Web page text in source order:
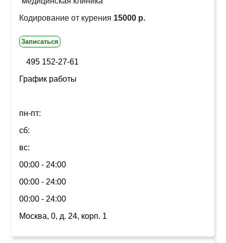
Кодирование от курения 15000 р.
Записаться
495 152-27-61
График работы
пн-пт:
сб:
вс:
00:00 - 24:00
00:00 - 24:00
00:00 - 24:00
Москва, 0, д. 24, корп. 1